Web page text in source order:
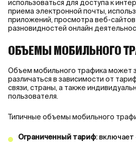
использоваться для доступа к
приема электронной почты,
приложений, просмотра веб-сайтов
разновидностей онлайн
ОБЪЕМЫ МОБИЛЬНОГО
Объем мобильного трафика может
различаться в зависимости от
связи, страны, а также
пользователя.
Типичные объемы мобильного
Ограниченный тариф: